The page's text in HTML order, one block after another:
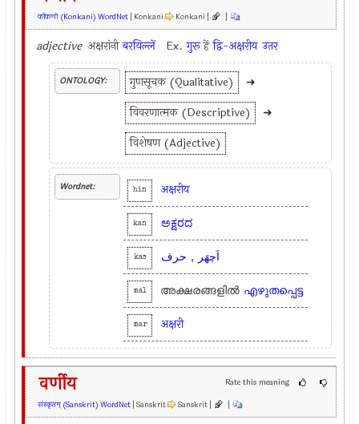
कोंकणी (Konkani) WordNet | Konkani Konkani | |
adjective अक्षरांनीबरयिल्लें Ex.गुरूहेंद्वि-अक्षरीय उतर
ONTOLOGY: गुणसूचक (Qualitative)
➜
विवरणात्मक (Descriptive)
➜
विशेषण (Adjective)
Wordnet: hin अक्षरीय
kan ಅಕ್ಷರದ
kas اَچھَر , حرف
mal അക്ഷരങ്ങളിൽ എഴുതപ്പെട്ട
mar अक्षरी
Rate this meaning
वर्णीय
संस्कृतम् (Sanskrit) WordNet | Sanskrit Sanskrit | |